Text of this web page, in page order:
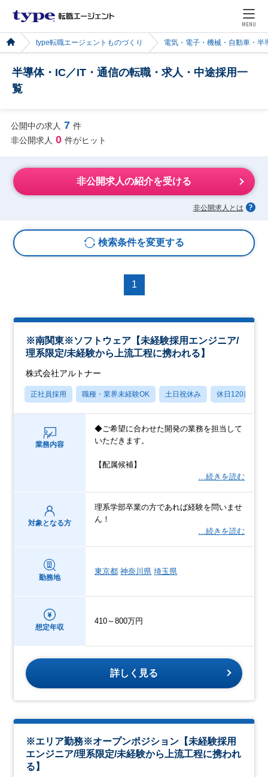
MENU
type転職エージェントものづくり 電気・電子・機械・自動車・半
半導体・IC／IT・通信の転職・求人・中途採用一
覧
公開中の求人 7 件
非公開求人 0 件がヒット
非公開求人の紹介を受ける
非公開求人とは
検索条件を変更する
1
※南関東※ソフトウェア【未経験採用エンジニア/
理系限定/未経験から上流工程に携われる】
株式会社アルトナー
正社員採用 職種・業界未経験OK 土日祝休み 休日120日以上
業務内容
◆ご希望に合わせた開発の業務を担当して
いただきます。
【配属候補】
…続きを読む
対象となる方
理系学部卒業の方であれば経験を問いませ
ん！
…続きを読む
勤務地
東京都 神奈川県 埼玉県
想定年収
410～800万円
詳しく見る
※エリア勤務※オープンポジション【未経験採用
エンジニア/理系限定/未経験から上流工程に携われ
る】